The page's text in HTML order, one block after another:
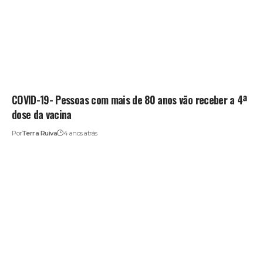
COVID-19- Pessoas com mais de 80 anos vão receber a 4ª
dose da vacina
PorTerra Ruiva 4 anos atrás